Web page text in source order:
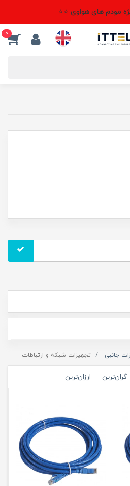
مودم های هواوی ⭐⭐
0
جانبی تجهیزات شبکه و ارتباطات
گران‌ترین ارزان‌ترین